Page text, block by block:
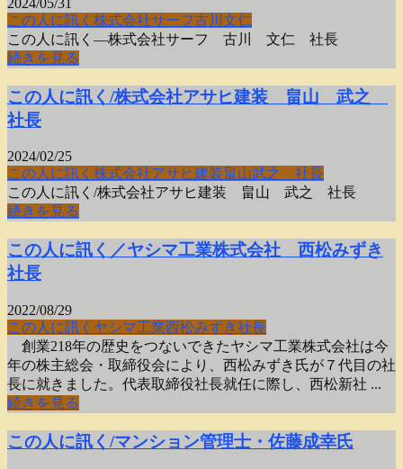
2024/05/31
この人に訊く 株式会社サーフ古川文仁
この人に訊く―株式会社サーフ 古川 文仁 社長
続きを見る
この人に訊く/株式会社アサヒ建装 畠山 武之
社長
2024/02/25
この人に訊く 株式会社アサヒ建装畠山武之 社長
この人に訊く/株式会社アサヒ建装 畠山 武之 社長
続きを見る
この人に訊く／ヤシマ工業株式会社 西松みずき
社長
2022/08/29
この人に訊く ヤシマ工業西松みずき社長
創業218年の歴史をつないできたヤシマ工業株式会社は今
年の株主総会・取締役会により、西松みずき氏が７代目の社
長に就きました。代表取締役社長就任に際し、西松新社 ...
続きを見る
この人に訊く/マンション管理士・佐藤成幸氏